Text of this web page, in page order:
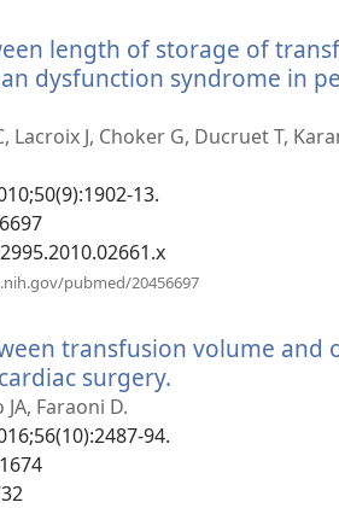
length of storage of
dysfunction syndrome in
Lacroix J, Choker G, Ducruet T,
13.
pubmed/20456697
transfusion volume and
surgery.
Faraoni D.
94.